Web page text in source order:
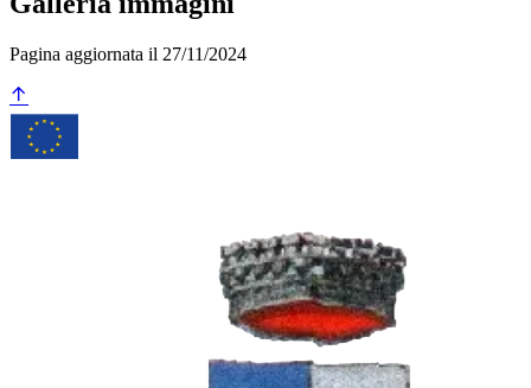
Pagina aggiornata il 27/11/2024